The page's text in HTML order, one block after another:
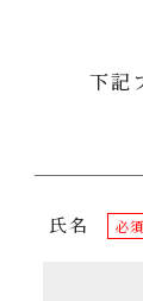
下記
氏名 必須